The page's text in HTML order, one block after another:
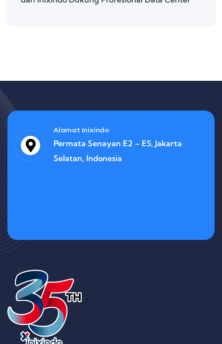
Alamat Inixindo
Permata Senayan E2 – E5, Jakarta
Selatan, Indonesia